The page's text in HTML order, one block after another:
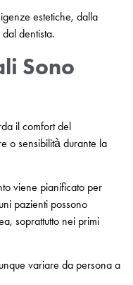
estetiche, dalla
dentista.
Sono
il comfort del
o sensibilità durante la
viene pianificato per
pazienti possono
soprattutto nei primi
variare da persona a